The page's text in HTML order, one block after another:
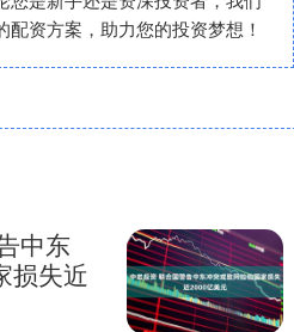
资方案，助力您的投资梦想！
中东
损失近